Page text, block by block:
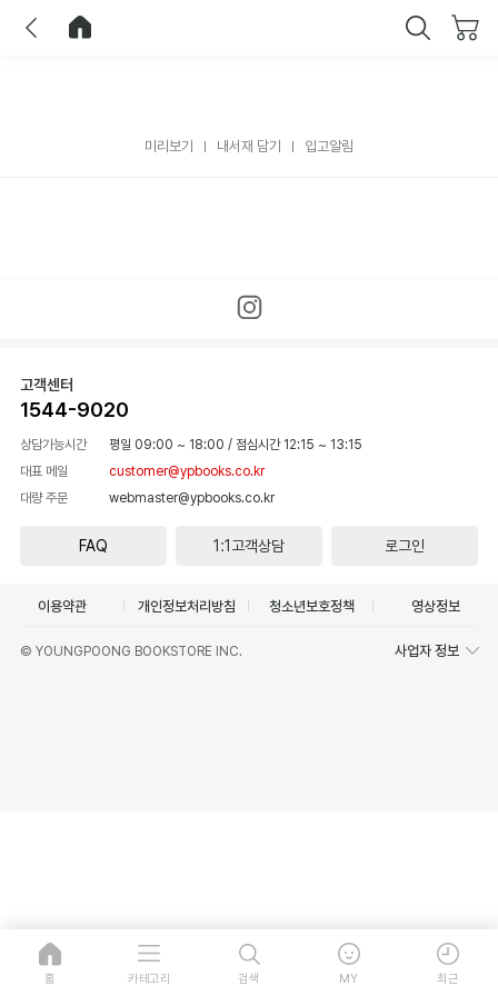
미리보기 내서재 담기 입고알림
고객센터
1544-9020
상담가능시간 평일 09:00 ~ 18:00 / 점심시간 12:15 ~ 13:15
대표 메일
customer@ypbooks.co.kr
대량 주문
webmaster@ypbooks.co.kr
FAQ 1:1고객상담 로그인
이용약관 개인정보처리방침 청소년보호정책 영상정보
© YOUNGPOONG BOOKSTORE INC. 사업자 정보
홈 카테고리 검색 MY 최근